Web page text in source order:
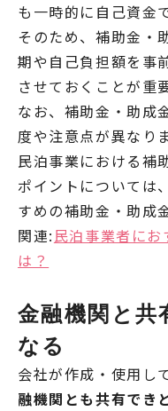
も一時的に自己資金
そのため、補助金・
期や自己負担額を事
させておくことが重
なお、補助金・助成
度や注意点が異なりま
民泊事業における補
ポイントについては
すめの補助金・助成
関連:民泊事業者に
は？
金融機関と共
なる
会社が作成・使用し
融機関とも共有でき